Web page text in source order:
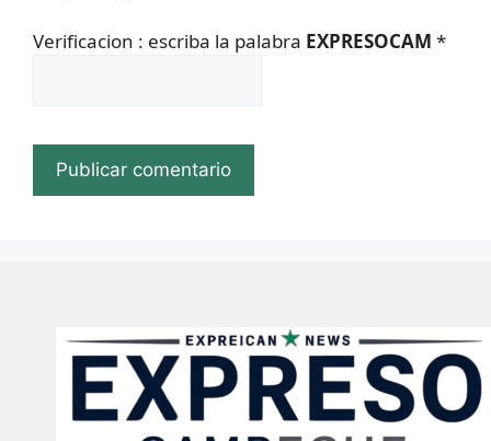
Verificacion : escriba la palabra EXPRESOCAM *